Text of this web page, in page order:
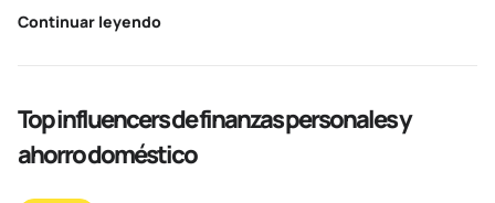
Continuar leyendo
Top influencers de finanzas personales y
ahorro doméstico